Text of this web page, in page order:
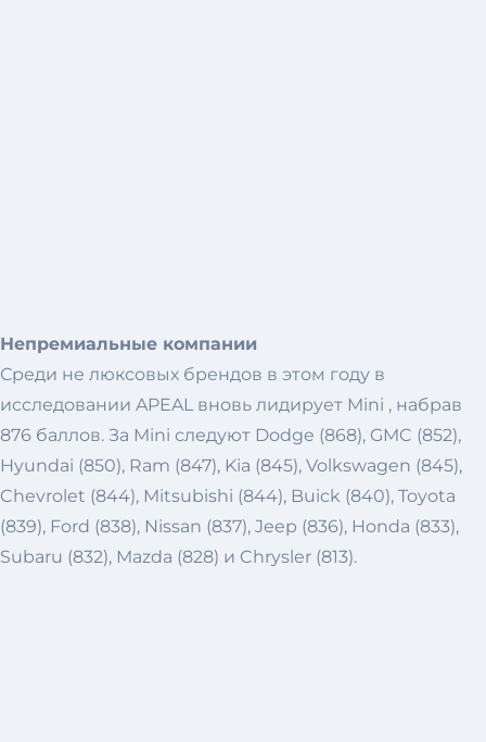
Непремиальные компании
Среди не люксовых брендов в этом году в
исследовании APEAL вновь лидирует Mini , набрав
876 баллов. За Mini следуют Dodge (868), GMC (852),
Hyundai (850), Ram (847), Kia (845), Volkswagen (845),
Chevrolet (844), Mitsubishi (844), Buick (840), Toyota
(839), Ford (838), Nissan (837), Jeep (836), Honda (833),
Subaru (832), Mazda (828) и Chrysler (813).